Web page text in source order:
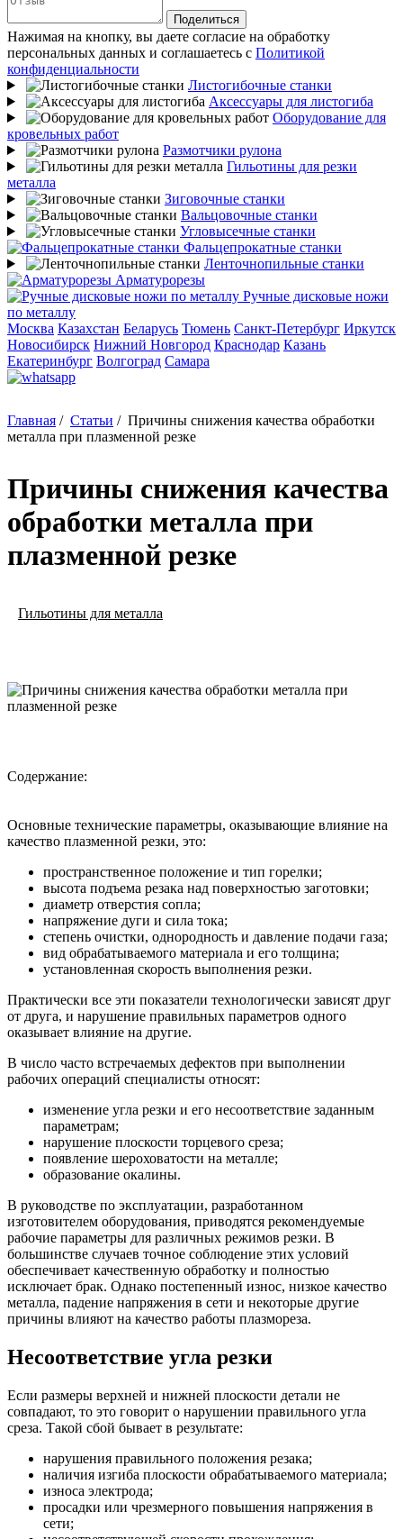
Поделиться
Нажимая на кнопку, вы даете согласие на обработку
персональных данных и соглашаетесь с Политикой
конфиденциальности
Листогибочные станки
Аксессуары для листогиба
Оборудование для
кровельных работ
Размотчики рулона
Гильотины для резки
металла
Зиговочные станки
Вальцовочные станки
Угловысечные станки
Фальцепрокатные станки
Ленточнопильные станки
Арматурорезы
Ручные дисковые ножи
по металлу
Москва Казахстан Беларусь Тюмень Санкт-Петербург Иркутск
Новосибирск Нижний Новгород Краснодар Казань
Екатеринбург Волгоград Самара
Главная / Статьи / Причины снижения качества обработки
металла при плазменной резке
Причины снижения качества
обработки металла при
плазменной резке
Гильотины для металла
Основные технические параметры, оказывающие влияние на
качество плазменной резки, это:
пространственное положение и тип горелки;
высота подъема резака над поверхностью заготовки;
диаметр отверстия сопла;
напряжение дуги и сила тока;
степень очистки, однородность и давление подачи газа;
вид обрабатываемого материала и его толщина;
установленная скорость выполнения резки.
Практически все эти показатели технологически зависят друг
от друга, и нарушение правильных параметров одного
оказывает влияние на другие.
В число часто встречаемых дефектов при выполнении
рабочих операций специалисты относят:
изменение угла резки и его несоответствие заданным
параметрам;
нарушение плоскости торцевого среза;
появление шероховатости на металле;
образование окалины.
В руководстве по эксплуатации, разработанном
изготовителем оборудования, приводятся рекомендуемые
рабочие параметры для различных режимов резки. В
большинстве случаев точное соблюдение этих условий
обеспечивает качественную обработку и полностью
исключает брак. Однако постепенный износ, низкое качество
металла, падение напряжения в сети и некоторые другие
причины влияют на качество работы плазмореза.
Несоответствие угла резки
Если размеры верхней и нижней плоскости детали не
совпадают, то это говорит о нарушении правильного угла
среза. Такой сбой бывает в результате:
нарушения правильного положения резака;
наличия изгиба плоскости обрабатываемого материала;
износа электрода;
просадки или чрезмерного повышения напряжения в
сети;
Содержание: